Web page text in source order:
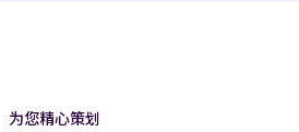
为您精心策划